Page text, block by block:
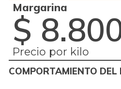
Margarina
$
Precio por kilo
COMPORTAMIENTO DEL